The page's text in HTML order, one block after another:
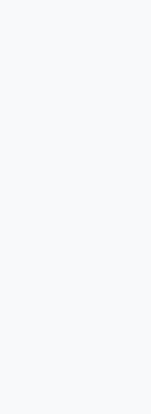
familia:
Se
a
para la
son dos